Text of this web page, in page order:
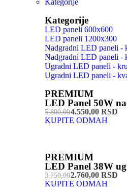
Kategorije
Kategorije
LED paneli 600x600
LED paneli 1200x300
Nadgradni LED paneli -
Nadgradni LED paneli -
Ugradni LED paneli -
Ugradni LED paneli -
PREMIUM
LED Panel 50W
5.800,004.550,00 RSD
KUPITE ODMAH
PREMIUM
LED Panel 38W
3.750,002.760,00 RSD
KUPITE ODMAH